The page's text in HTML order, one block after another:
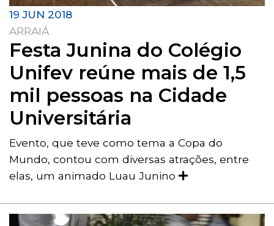
19 JUN 2018
ARRAIÁ
Festa Junina do Colégio
Unifev reúne mais de 1,5
mil pessoas na Cidade
Universitária
Evento, que teve como tema a Copa do
Mundo, contou com diversas atrações, entre
elas, um animado Luau Junino